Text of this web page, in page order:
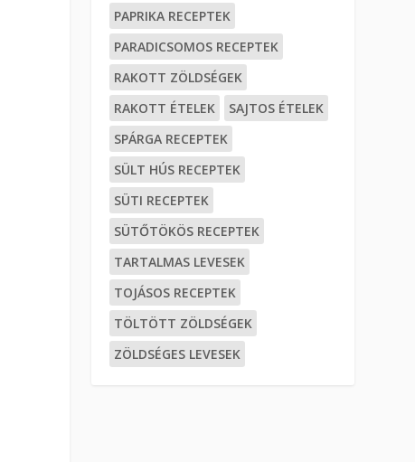
PAPRIKA RECEPTEK
PARADICSOMOS RECEPTEK
RAKOTT ZÖLDSÉGEK
RAKOTT ÉTELEK
SAJTOS ÉTELEK
SPÁRGA RECEPTEK
SÜLT HÚS RECEPTEK
SÜTI RECEPTEK
SÜTŐTÖKÖS RECEPTEK
TARTALMAS LEVESEK
TOJÁSOS RECEPTEK
TÖLTÖTT ZÖLDSÉGEK
ZÖLDSÉGES LEVESEK